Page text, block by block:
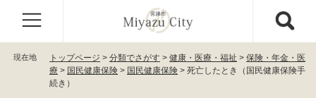
現在地 トップページ > 分類でさがす > 健康・医療・福祉 > 保険・年金・医
療 > 国民健康保険 > 国民健康保険 > 死亡したとき（国民健康保険手
続き）